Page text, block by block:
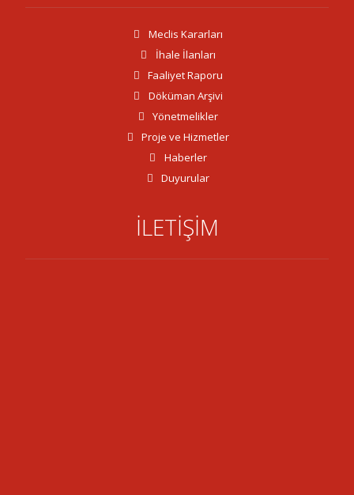
Meclis Kararları
İhale İlanları
Faaliyet Raporu
Döküman Arşivi
Yönetmelikler
Proje ve Hizmetler
Haberler
Duyurular
İLETİŞİM